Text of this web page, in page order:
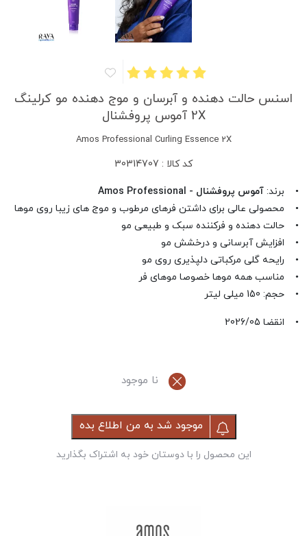
اسنس حالت دهنده و آبرسان و موج دهنده مو کرلینگ
2X آموس پروفشنال
Amos Professional Curling Essence 2X
کد کالا : 30314707
• برند: آموس پروفشنال - Amos Professional
• محصولی عالی برای داشتن فرهای مرطوب و موج های زیبا روی موها
• حالت دهنده و فرکننده سبک و طبیعی مو
• افزایش آبرسانی و درخشش مو
• رایحه گلی مرکباتی دلپذیری روی مو
• مناسب همه موها خصوصا موهای فر
• حجم: 150 میلی لیتر
• انقضا 2026/05
نا موجود
موجود شد به من اطلاع بده
این محصول را با دوستان خود به اشتراک بگذارید